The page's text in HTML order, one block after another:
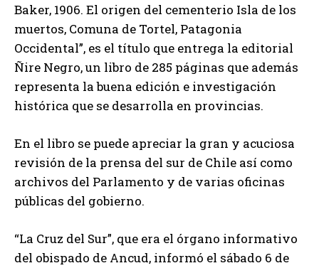
Baker, 1906. El origen del cementerio Isla de los
muertos, Comuna de Tortel, Patagonia
Occidental”, es el título que entrega la editorial
Ñire Negro, un libro de 285 páginas que además
representa la buena edición e investigación
histórica que se desarrolla en provincias.
En el libro se puede apreciar la gran y acuciosa
revisión de la prensa del sur de Chile así como
archivos del Parlamento y de varias oficinas
públicas del gobierno.
“La Cruz del Sur”, que era el órgano informativo
del obispado de Ancud, informó el sábado 6 de